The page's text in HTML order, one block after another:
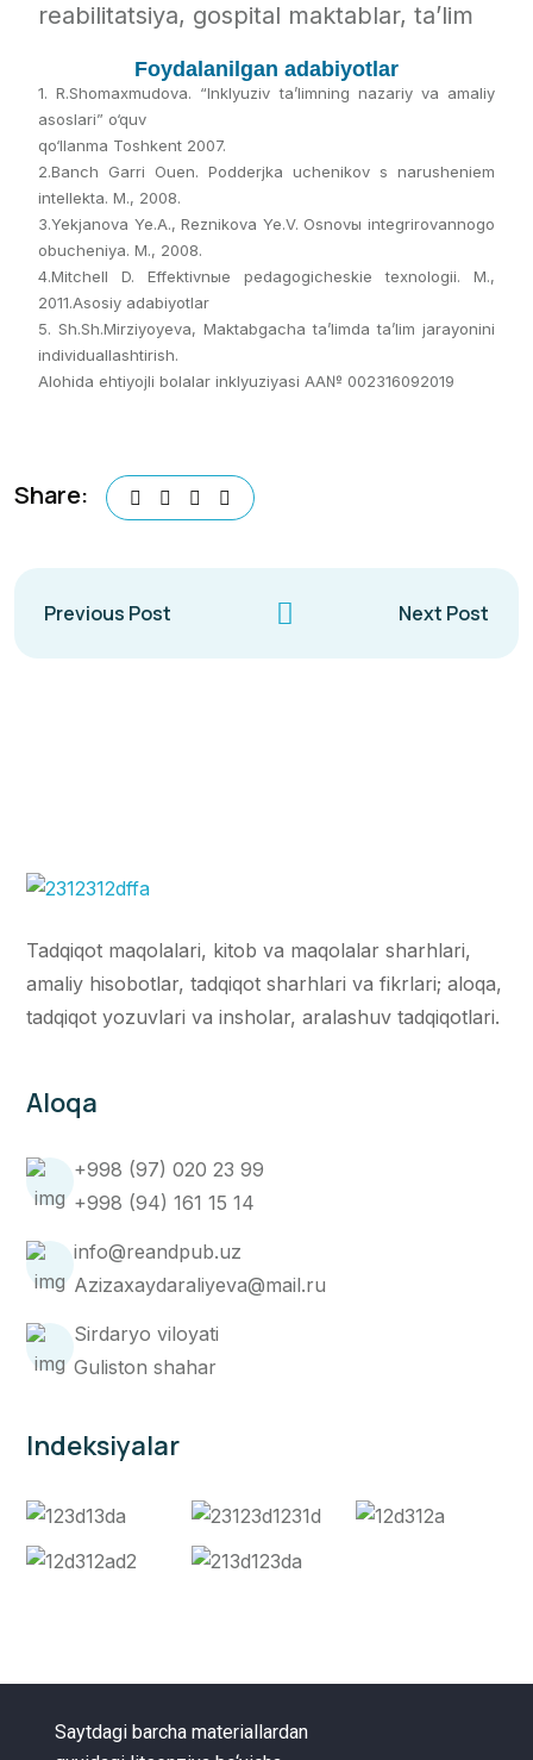
reabilitatsiya, gospital maktablar, ta’lim
Foydalanilgan adabiyotlar
1. R.Shomaxmudova. “Inklyuziv ta’limning nazariy va amaliy
asoslari” o‘quv
qo‘llanma Toshkent 2007.
2.Banch Garri Ouen. Podderjka uchenikov s narusheniem
intellekta. M., 2008.
3.Yekjanova Ye.A., Reznikova Ye.V. Osnovы integrirovannogo
obucheniya. M., 2008.
4.Mitchell D. Effektivnыe pedagogicheskie texnologii. M.,
2011.Asosiy adabiyotlar
5. Sh.Sh.Mirziyoyeva, Maktabgacha ta’limda ta’lim jarayonini
individuallashtirish.
Alohida ehtiyojli bolalar inklyuziyasi AA№ 002316092019
Share:
Previous Post Next Post
Tadqiqot maqolalari, kitob va maqolalar sharhlari,
amaliy hisobotlar, tadqiqot sharhlari va fikrlari; aloqa,
tadqiqot yozuvlari va insholar, aralashuv tadqiqotlari.
Aloqa
+998 (97) 020 23 99
+998 (94) 161 15 14
info@reandpub.uz
Azizaxaydaraliyeva@mail.ru
Sirdaryo viloyati
Guliston shahar
Indeksiyalar
Saytdagi barcha materiallardan